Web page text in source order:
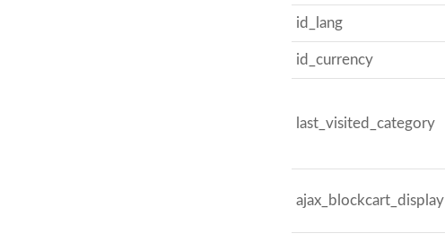
id_lang
id_currency
last_visited_category
ajax_blockcart_display